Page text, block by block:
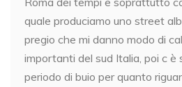
quale produciamo uno street
pregio che mi danno modo di
importanti del sud Italia, poi c è
periodo di buio per quanto